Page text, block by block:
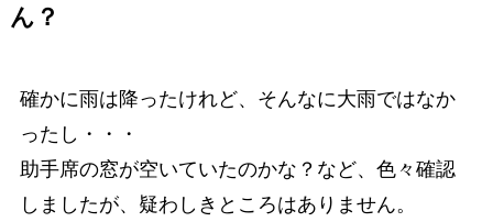
ん？
確かに雨は降ったけれど、そんなに大雨ではなか
ったし・・・
助手席の窓が空いていたのかな？など、色々確認
しましたが、疑わしきところはありません。